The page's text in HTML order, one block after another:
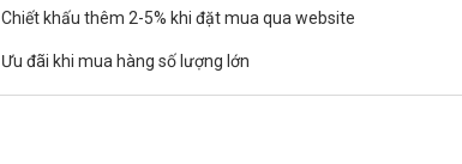
Chiết khấu thêm 2-5% khi đặt mua qua website
Ưu đãi khi mua hàng số lượng lớn